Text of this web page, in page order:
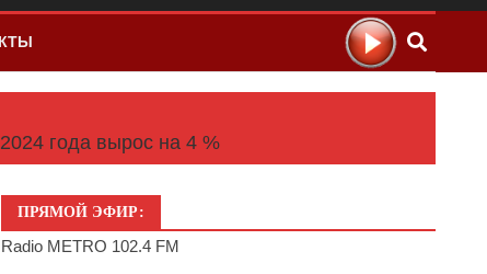
года вырос на 4 %
ПРЯМОЙ ЭФИР:
Radio METRO 102.4 FM